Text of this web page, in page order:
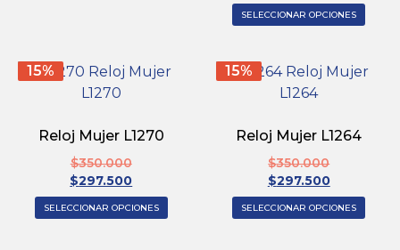
SELECCIONAR OPCIONES
15%
Reloj Mujer L1270
$350.000
$297.500
SELECCIONAR OPCIONES
15%
Reloj Mujer L1264
$350.000
$297.500
SELECCIONAR OPCIONES